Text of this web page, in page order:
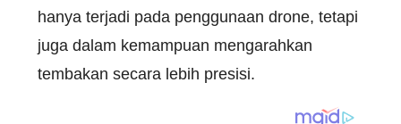
hanya terjadi pada penggunaan drone, tetapi
juga dalam kemampuan mengarahkan
tembakan secara lebih presisi.